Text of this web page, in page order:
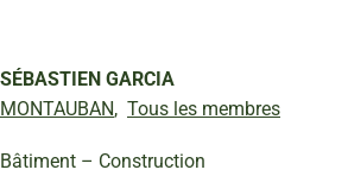
SÉBASTIEN GARCIA
MONTAUBAN, Tous les membres
Bâtiment – Construction